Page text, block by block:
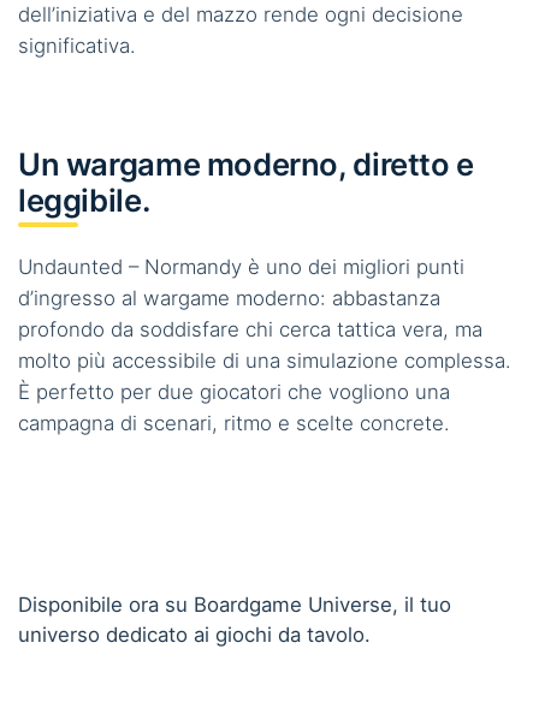
dell’iniziativa e del mazzo rende ogni decisione
significativa.
Un wargame moderno, diretto e
leggibile.
Undaunted – Normandy è uno dei migliori punti
d’ingresso al wargame moderno: abbastanza
profondo da soddisfare chi cerca tattica vera, ma
molto più accessibile di una simulazione complessa.
È perfetto per due giocatori che vogliono una
campagna di scenari, ritmo e scelte concrete.
Disponibile ora su Boardgame Universe, il tuo
universo dedicato ai giochi da tavolo.